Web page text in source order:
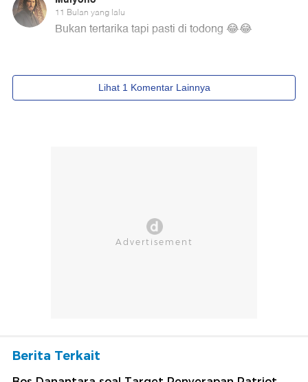
Berita Terkait